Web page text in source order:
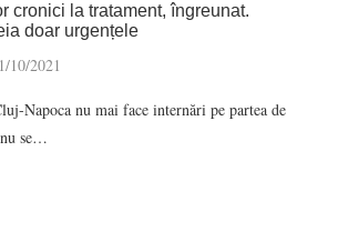
cronici la tratament, îngreunat.
doar urgențele
10/2021
Napoca nu mai face internări pe partea de
se…